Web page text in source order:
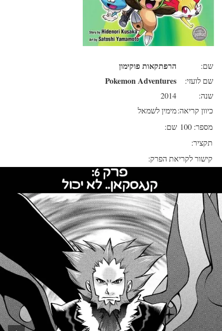
שם: הרפתקאות פוקימון
שם לועזי: Pokemon Adventures
שנה:
2014
כיוון קריאה:מימין לשמאל
מספר: 100
שם:
תקציר:
קישור לקריאת הפרק: